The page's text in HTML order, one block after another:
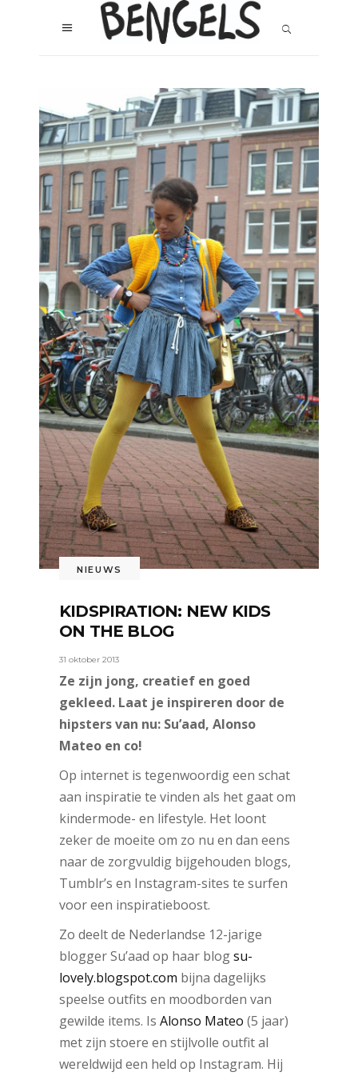
NIEUWS
KIDSPIRATION: NEW KIDS
ON THE BLOG
31 oktober 2013
Ze zijn jong, creatief en goed
gekleed. Laat je inspireren door de
hipsters van nu: Su’aad, Alonso
Mateo en co!
Op internet is tegenwoordig een schat
aan inspiratie te vinden als het gaat om
kindermode- en lifestyle. Het loont
zeker de moeite om zo nu en dan eens
naar de zorgvuldig bijgehouden blogs,
Tumblr’s en Instagram-sites te surfen
voor een inspiratieboost.
Zo deelt de Nederlandse 12-jarige
blogger Su’aad op haar blogsu-
lovely.blogspot.com bijna dagelijks
speelse outfits en moodborden van
gewilde items. Is Alonso Mateo (5 jaar)
met zijn stoere en stijlvolle outfit al
wereldwijd een held op Instagram. Hij